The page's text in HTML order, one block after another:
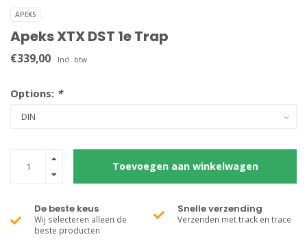
APEKS
Apeks XTX DST 1e Trap
€339,00 Incl. btw
Options: *
Toevoegen aan winkelwagen
De beste keus
Wij selecteren alleen de
beste producten
Snelle verzending
Verzenden met track en trace